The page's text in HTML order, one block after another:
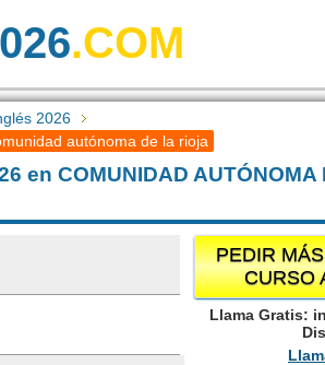
.COM
2026
autónoma de la rioja
en COMUNIDAD AUTÓNOMA
PEDIR
CURSO
Llama Gratis: